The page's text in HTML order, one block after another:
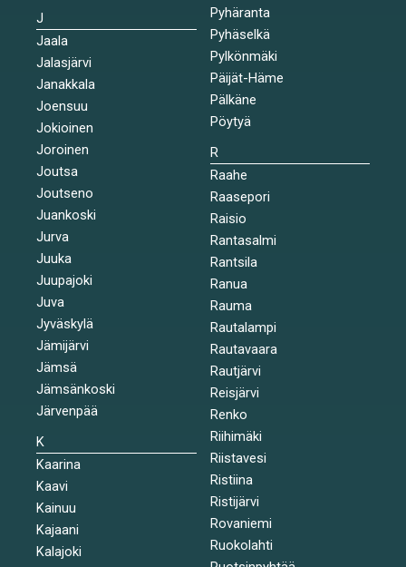
J
Jaala
Jalasjärvi
Janakkala
Joensuu
Jokioinen
Joroinen
Joutsa
Joutseno
Juankoski
Jurva
Juuka
Juupajoki
Juva
Jyväskylä
Jämijärvi
Jämsä
Jämsänkoski
Järvenpää
K
Kaarina
Kaavi
Kainuu
Kajaani
Kalajoki
Pyhäranta
Pyhäselkä
Pylkönmäki
Päijät-Häme
Pälkäne
Pöytyä
R
Raahe
Raasepori
Raisio
Rantasalmi
Rantsila
Ranua
Rauma
Rautalampi
Rautavaara
Rautjärvi
Reisjärvi
Renko
Riihimäki
Riistavesi
Ristiina
Ristijärvi
Rovaniemi
Ruokolahti